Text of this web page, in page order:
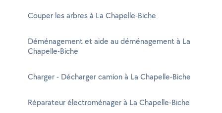
Couper les arbres à La Chapelle-Biche
Déménagement et aide au déménagement à La
Chapelle-Biche
Charger - Décharger camion à La Chapelle-Biche
Réparateur électroménager à La Chapelle-Biche